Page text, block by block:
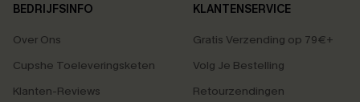
BEDRIJFSINFO
Over Ons
Cupshe Toeleveringsketen
Klanten-Reviews
KLANTENSERVICE
Gratis Verzending op 79€+
Volg Je Bestelling
Retourzendingen